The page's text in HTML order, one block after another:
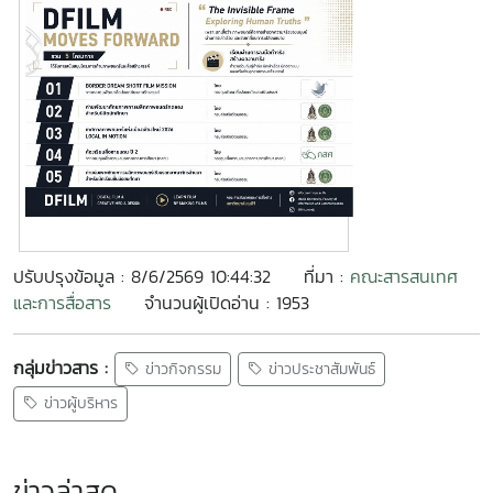
ปรับปรุงข้อมูล : 8/6/2569 10:44:32 ที่มา : คณะสารสนเทศ
และการสื่อสาร
จำนวนผู้เปิดอ่าน : 1953
กลุ่มข่าวสาร : ข่าวกิจกรรม
ข่าวประชาสัมพันธ์
ข่าวผู้บริหาร